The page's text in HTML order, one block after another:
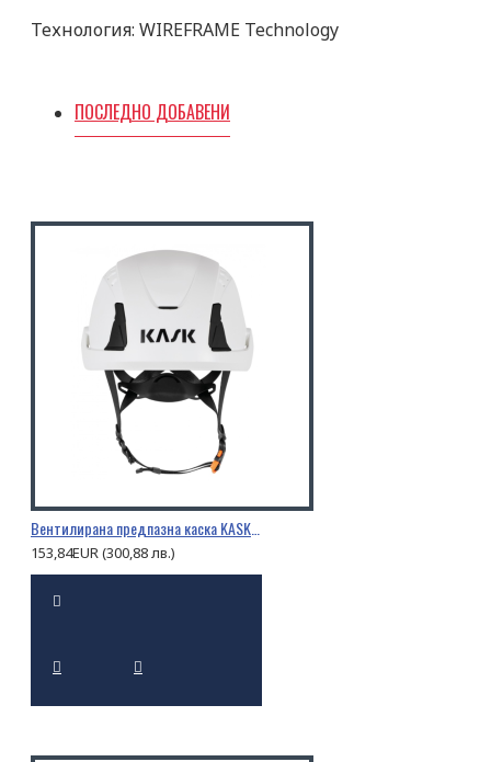
Технология: WIREFRAME Technology
ПОСЛЕДНО ДОБАВЕНИ
Вентилирана предпазна каска KASK PRIMERO AIR
153,84EUR (300,88 лв.)